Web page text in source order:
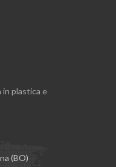
plastica e
(BO)